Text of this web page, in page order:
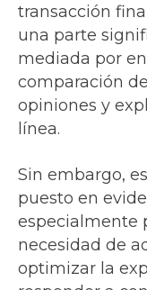
transacción
una parte
mediada por
comparación
opiniones y
línea.
Sin embargo,
puesto en
especialmente
necesidad de
optimizar la